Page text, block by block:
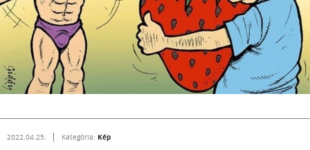
2022.04.25. Kategória: Kép